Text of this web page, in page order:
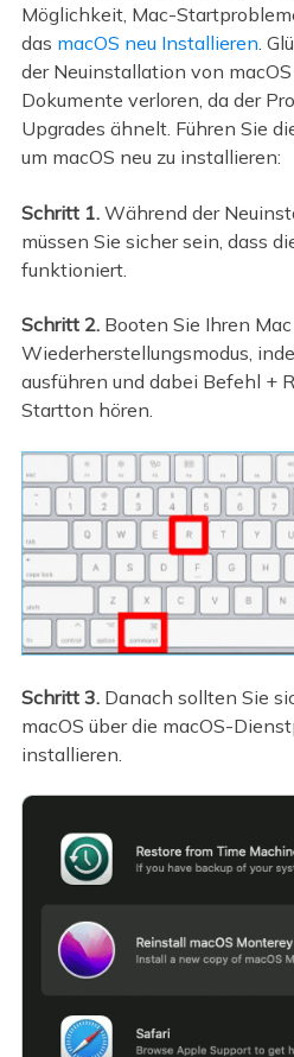
Möglichkeit, Mac-
das macOS neu Installieren.
der Neuinstallation von
Dokumente verloren, da der
Upgrades ähnelt. Führen Sie
um macOS neu zu installieren:
Schritt 1.Während der
müssen Sie sicher sein, dass
funktioniert.
Schritt 2. Booten Sie Ihren
Wiederherstellungsmodus,
ausführen und dabei Befehl +
Startton hören.
Schritt 3. Danach sollten Sie
macOS über die macOS-
installieren.